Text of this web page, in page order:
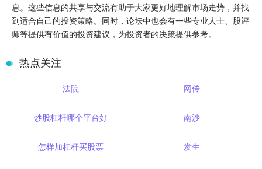
息。这些信息的共享与交流有助于大家更好地理解市场走势，并找
到适合自己的投资策略。同时，论坛中也会有一些专业人士、股评
师等提供有价值的投资建议，为投资者的决策提供参考。
热点关注
法院 网传
炒股杠杆哪个平台好 南沙
怎样加杠杆买股票 发生